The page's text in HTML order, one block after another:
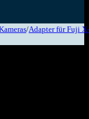
/Adapter für Fuji X-